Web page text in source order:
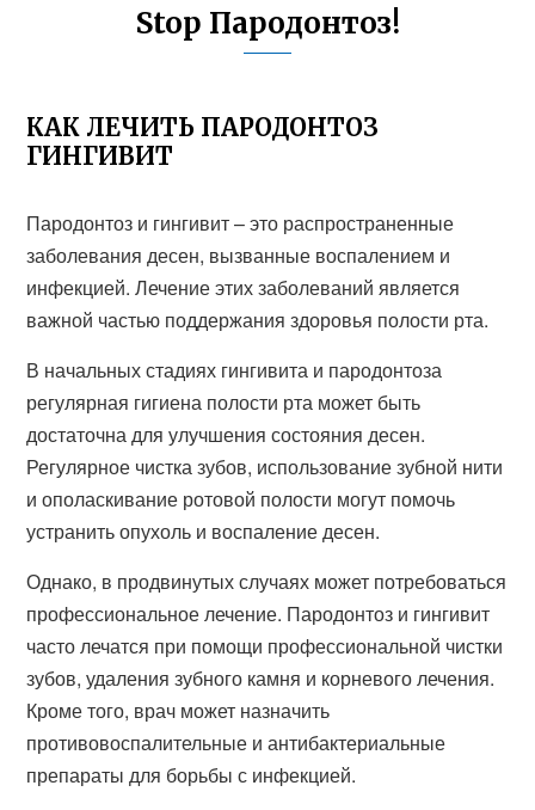
Stop Пародонтоз!
КАК ЛЕЧИТЬ ПАРОДОНТОЗ
ГИНГИВИТ
Пародонтоз и гингивит – это распространенные
заболевания десен, вызванные воспалением и
инфекцией. Лечение этих заболеваний является
важной частью поддержания здоровья полости рта.
В начальных стадиях гингивита и пародонтоза
регулярная гигиена полости рта может быть
достаточна для улучшения состояния десен.
Регулярное чистка зубов, использование зубной нити
и ополаскивание ротовой полости могут помочь
устранить опухоль и воспаление десен.
Однако, в продвинутых случаях может потребоваться
профессиональное лечение. Пародонтоз и гингивит
часто лечатся при помощи профессиональной чистки
зубов, удаления зубного камня и корневого лечения.
Кроме того, врач может назначить
противовоспалительные и антибактериальные
препараты для борьбы с инфекцией.